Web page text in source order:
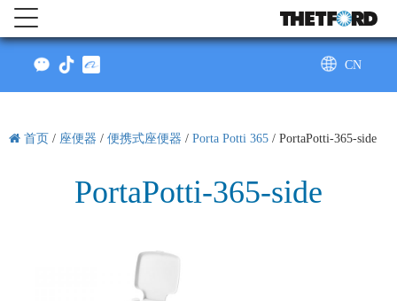
CN
首页 / 座便器 / 便携式座便器 / Porta Potti 365 / PortaPotti-365-side
PortaPotti-365-side